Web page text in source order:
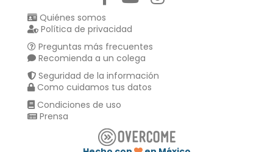
Quiénes somos
Política de privacidad
Preguntas más frecuentes
Recomienda a un colega
Seguridad de la información
Como cuidamos tus datos
Condiciones de uso
Prensa